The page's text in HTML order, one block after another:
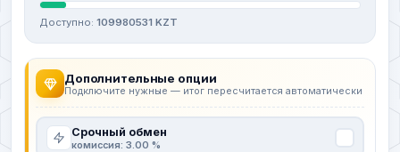
Доступно: 109980531 KZT
Дополнительные опции
Подключите нужные — итог пересчитается автоматически
Срочный обмен
комиссия: 3.00 %